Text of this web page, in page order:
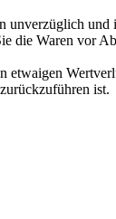
unverzüglich und
die Waren vor
etwaigen
ist.